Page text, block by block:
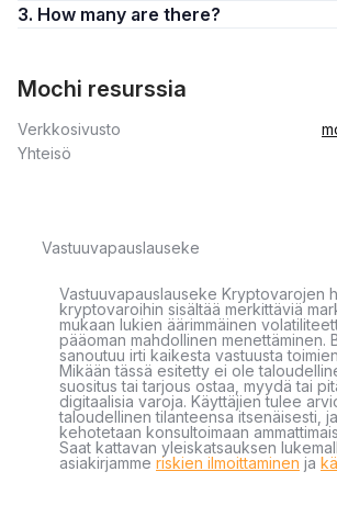
3. How many are there?
Mochi resurssia
Verkkosivusto
Yhteisö
Vastuuvapauslauseke
Vastuuvapauslauseke Kryptovarojen
kryptovaroihin sisältää merkittäviä
mukaan lukien äärimmäinen
pääoman mahdollinen menettäminen.
sanoutuu irti kaikesta vastuusta
Mikään tässä esitetty ei ole
suositus tai tarjous ostaa, myydä tai
digitaalisia varoja. Käyttäjien tulee
taloudellinen tilanteensa itsenäisesti,
kehotetaan konsultoimaan
Saat kattavan yleiskatsauksen
asiakirjamme riskien ilmoittaminen ja